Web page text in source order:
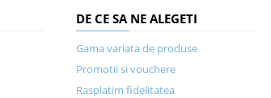
DE CE SA NE ALEGETI
Gama variata de produse
Promotii si vouchere
Rasplatim fidelitatea